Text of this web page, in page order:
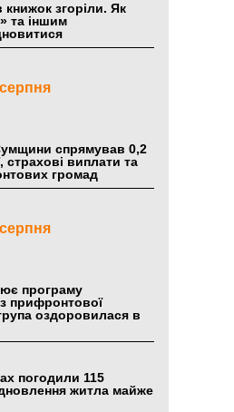
книжок згоріли. Як
та іншим
спрямував 0,2
страхові виплати та
громад
програму
прифронтової
оздоровилася в
погодили 115
житла майже